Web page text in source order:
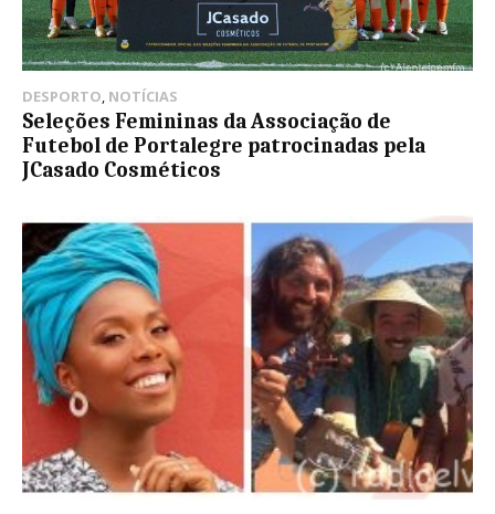
DESPORTO, NOTÍCIAS
Seleções Femininas da Associação de
Futebol de Portalegre patrocinadas pela
JCasado Cosméticos